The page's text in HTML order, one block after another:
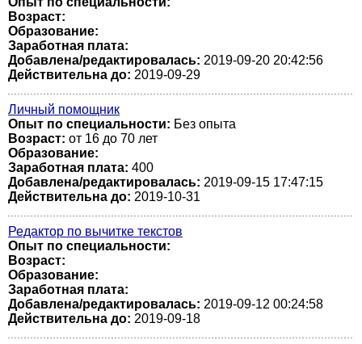
Возраст:
Образование:
Заработная плата:
Добавлена/редактировалась: 2019-09-20 20:42:56
Действительна до: 2019-09-29
Личный помощник
Опыт по специальности: Без опыта
Возраст: от 16 до 70 лет
Образование:
Заработная плата: 400
Добавлена/редактировалась: 2019-09-15 17:47:15
Действительна до: 2019-10-31
Редактор по вычитке текстов
Опыт по специальности:
Возраст:
Образование:
Заработная плата:
Добавлена/редактировалась: 2019-09-12 00:24:58
Действительна до: 2019-09-18